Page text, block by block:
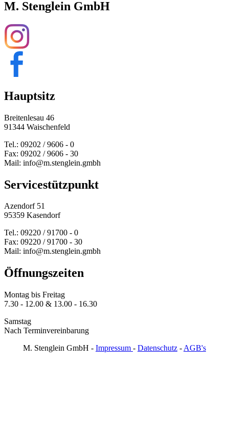
M. Stenglein GmbH
Hauptsitz
Breitenlesau 46
91344 Waischenfeld
Tel.: 09202 / 9606 - 0
Fax: 09202 / 9606 - 30
Mail: info@m.stenglein.gmbh
Service­stützpunkt
Azendorf 51
95359 Kasendorf
Tel.: 09220 / 91700 - 0
Fax: 09220 / 91700 - 30
Mail: info@m.stenglein.gmbh
Öffnungszeiten
Montag bis Freitag
7.30 - 12.00 & 13.00 - 16.30
Samstag
Nach Terminvereinbarung
M. Stenglein GmbH - Impressum - Datenschutz - AGB's